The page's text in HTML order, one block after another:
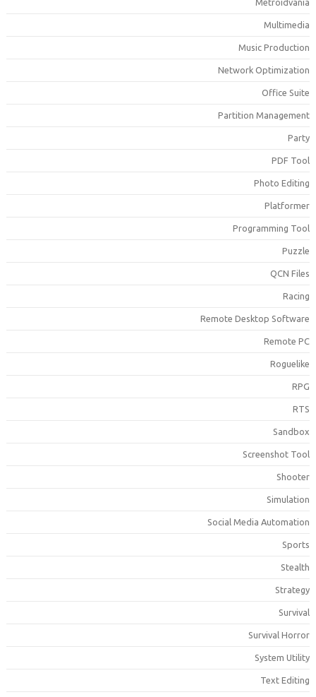
Music
Network
Office
Partition
PDF
Photo
Programming
QCN
Remote Desktop
Remote
Screenshot
Social Media
Survival
System
Text